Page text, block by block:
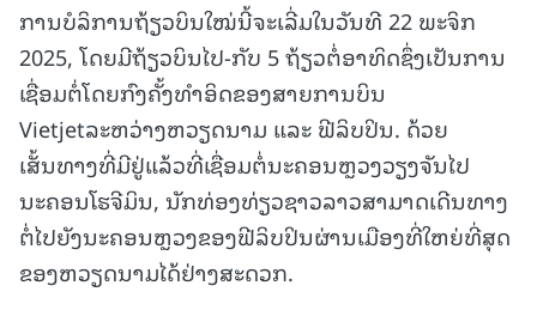
ການບໍລິການຖ້ຽວບິນໃໝ່ນີ້ຈະເລີ່ມໃນວັນທີ 22 ພະຈິກ
2025, ໂດຍມີຖ້ຽວບິນໄປ-ກັບ 5 ຖ້ຽວຕໍ່ອາທິດຊຶ່ງເປັນການ
ເຊື່ອມຕໍ່ໂດຍກົງຄັ້ງທໍາອິດຂອງສາຍການບິນ
Vietjetລະຫວ່າງຫວຽດນາມ ແລະ ຟີລິບປິນ. ດ້ວຍ
ເສັ້ນທາງທີ່ມີຢູ່ແລ້ວທີ່ເຊື່ອມຕໍ່ນະຄອນຫຼວງວຽງຈັນໄປ
ນະຄອນໂຮຈີມິນ, ນັກທ່ອງທ່ຽວຊາວລາວສາມາດເດີນທາງ
ຕໍ່ໄປຍັງນະຄອນຫຼວງຂອງຟີລິບປິນຜ່ານເມືອງທີ່ໃຫຍ່ທີ່ສຸດ
ຂອງຫວຽດນາມໄດ້ຢ່າງສະດວກ.